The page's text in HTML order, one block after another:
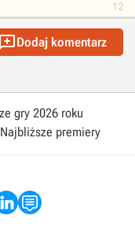
12
Dodaj komentarz
gry 2026 roku
Najbliższe premiery